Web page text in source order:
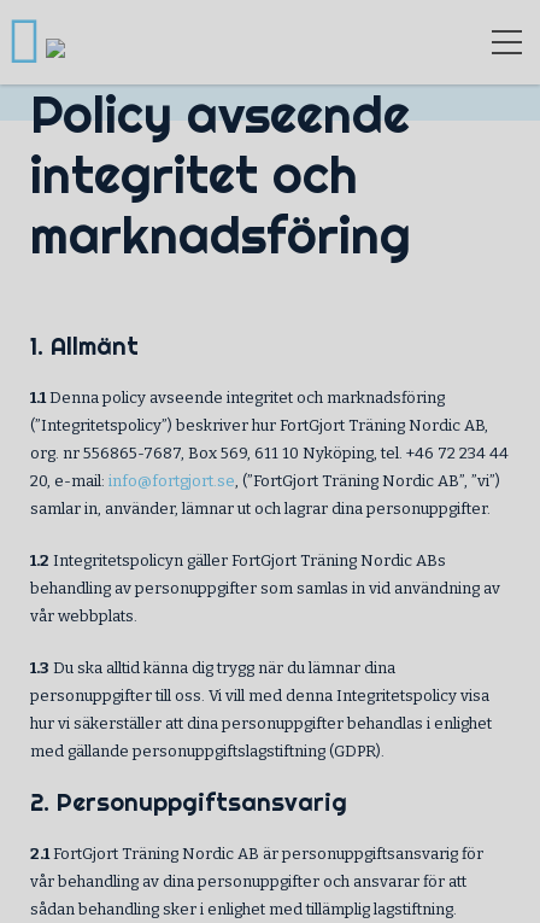
Policy avseende
integritet och
marknadsföring
1. Allmänt
1.1Denna policy avseende integritet och marknadsföring
(”Integritetspolicy”) beskriver hur FortGjort Träning Nordic AB,
org. nr 556865-7687, Box 569, 611 10 Nyköping, tel. +46 72 234 44
20, e-mail: info@fortgjort.se, (”FortGjort Träning Nordic AB”, ”vi”)
samlar in, använder, lämnar ut och lagrar dina personuppgifter.
1.2 Integritetspolicyn gäller FortGjort Träning Nordic ABs
behandling av personuppgifter som samlas in vid användning av
vår webbplats.
1.3 Du ska alltid känna dig trygg när du lämnar dina
personuppgifter till oss. Vi vill med denna Integritetspolicy visa
hur vi säkerställer att dina personuppgifter behandlas i enlighet
med gällande personuppgiftslagstiftning (GDPR).
2. Personuppgiftsansvarig
2.1FortGjort Träning Nordic AB är personuppgiftsansvarig för
vår behandling av dina personuppgifter och ansvarar för att
sådan behandling sker i enlighet med tillämplig lagstiftning.